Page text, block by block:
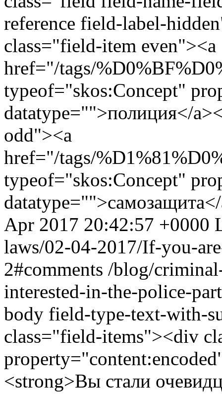
reference field-label-
class="field-item even"><a
href="/tags/
typeof="skos:Concept"
datatype="">полиция</
odd"><a
href="/tags/
typeof="skos:Concept"
Apr 2017 20:42:57 +0000
laws/02-04-2017/If-you-
2#comments /blog/
interested-in-the-police-
body field-type-text-with-
class="field-items"><div
<strong>Вы стали